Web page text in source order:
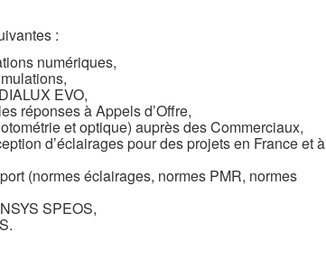
:
numériques,
EVO,
réponses à Appels d’Offre,
et optique) auprès des Commerciaux,
d’éclairages pour des projets en France et à
(normes éclairages, normes PMR, normes
SPEOS,